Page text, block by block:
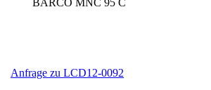
Anfrage zu LCD12-0092